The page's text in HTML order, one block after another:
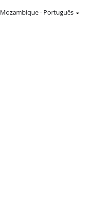
Mozambique- Português